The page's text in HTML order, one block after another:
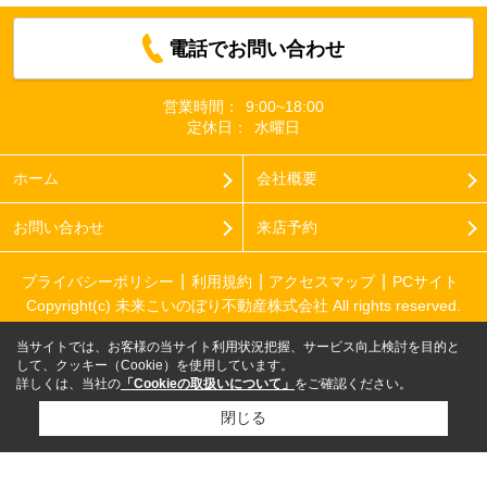
電話でお問い合わせ
営業時間：
9:00~18:00
定休日：
水曜日
ホーム 会社概要
お問い合わせ 来店予約
プライバシーポリシー 利用規約 アクセスマップ
PCサイト
Copyright(c) 未来こいのぼり不動産株式会社 All rights reserved.
当サイトでは、お客様の当サイト利用状況把握、サービス向上検討を目的と
して、クッキー（Cookie）を使用しています。
詳しくは、当社の 「Cookieの取扱いについて」 をご確認ください。
閉じる